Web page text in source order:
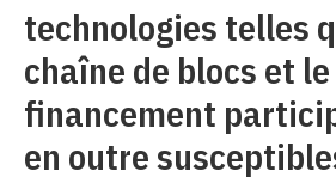
technologies telles
chaîne de blocs et le
financement
en outre